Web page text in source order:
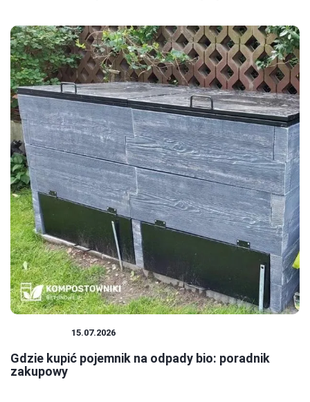
15.07.2026
Gdzie kupić pojemnik na odpady bio: poradnik
zakupowy